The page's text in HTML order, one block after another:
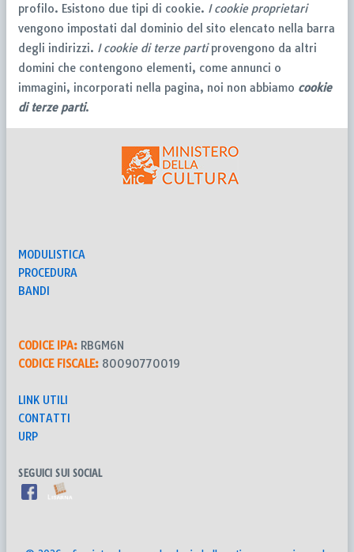
profilo. Esistono due tipi di cookie. I cookie proprietari
vengono impostati dal dominio del sito elencato nella barra
degli indirizzi. I cookie di terze partiprovengono da altri
domini che contengono elementi, come annunci o
immagini, incorporati nella pagina, noi non abbiamo cookie
di terze parti.
MODULISTICA
PROCEDURA
BANDI
CODICE IPA: RBGM6N
CODICE FISCALE: 80090770019
LINK UTILI
CONTATTI
URP
SEGUICI SUI SOCIAL